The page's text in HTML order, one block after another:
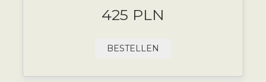
425 PLN
BESTELLEN